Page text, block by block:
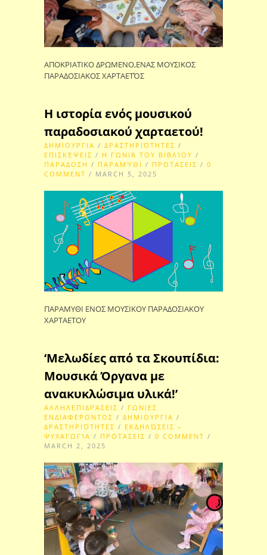
ΑΠΟΚΡΙΑΤΙΚΟ ΔΡΩΜΕΝΟ,ΕΝΑΣ ΜΟΥΣΙΚΟΣ
ΠΑΡΑΔΟΣΙΑΚΟΣ ΧΑΡΤΑΕΤΌΣ
Η ιστορία ενός μουσικού
παραδοσιακού χαρταετού!
ΔΗΜΙΟΥΡΓΙΑ / ΔΡΑΣΤΗΡΙΌΤΗΤΕΣ /
ΕΠΙΣΚΈΨΕΙΣ / Η ΓΩΝΙΆ ΤΟΥ ΒΙΒΛΊΟΥ /
ΠΑΡΑΔΟΣΗ / ΠΑΡΑΜΎΘΙ / ΠΡΟΤΑΣΕΙΣ / 0
COMMENT / MARCH 5, 2025
ΠΑΡΑΜΥΘΙ ΕΝΟΣ ΜΟΥΣΙΚΟΥ ΠΑΡΑΔΟΣΙΑΚΟΥ
ΧΑΡΤΑΕΤΟΥ
‘Μελωδίες από τα Σκουπίδια:
Μουσικά Όργανα με
ανακυκλώσιμα υλικά!’
ΑΛΛΗΛΕΠΙΔΡΆΣΕΙΣ / ΓΩΝΙΕΣ
ΕΝΔΙΑΦΕΡΟΝΤΟΣ / ΔΗΜΙΟΥΡΓΙΑ /
ΔΡΑΣΤΗΡΙΌΤΗΤΕΣ / ΕΚΔΗΛΏΣΕΙΣ –
ΨΥΧΑΓΩΓΊΑ / ΠΡΟΤΑΣΕΙΣ / 0 COMMENT /
MARCH 2, 2025